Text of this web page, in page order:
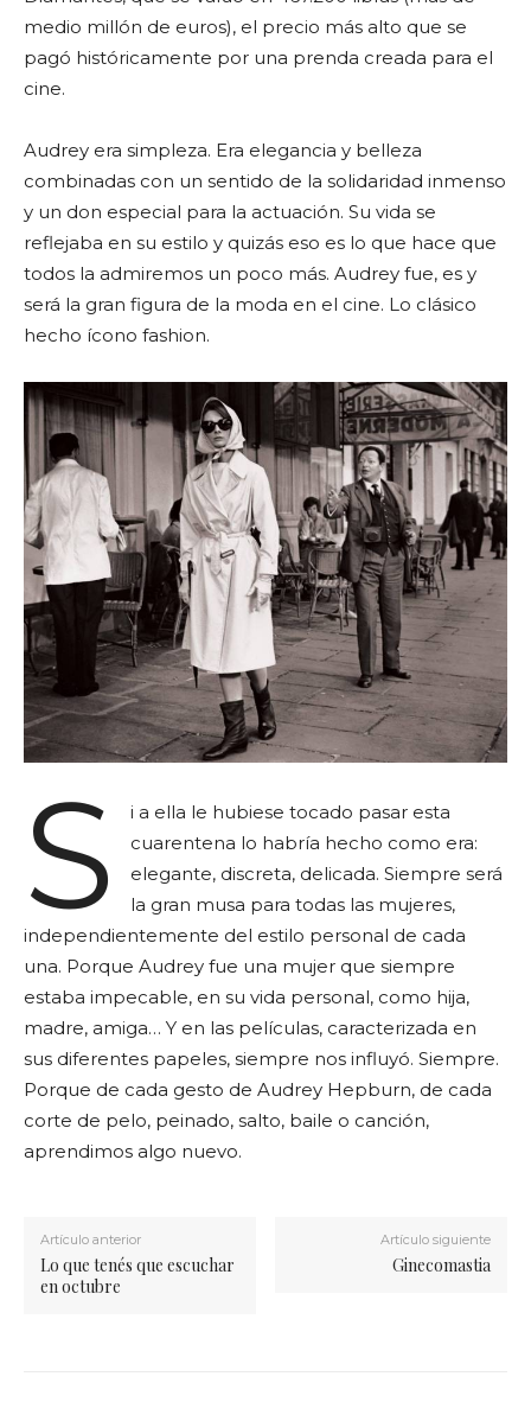
medio millón de euros), el precio más alto que se
pagó históricamente por una prenda creada para el
cine.
Audrey era simpleza. Era elegancia y belleza
combinadas con un sentido de la solidaridad inmenso
y un don especial para la actuación. Su vida se
reflejaba en su estilo y quizás eso es lo que hace que
todos la admiremos un poco más. Audrey fue, es y
será la gran figura de la moda en el cine. Lo clásico
hecho ícono fashion.
S
i a ella le hubiese tocado pasar esta
cuarentena lo habría hecho como era:
elegante, discreta, delicada. Siempre será
la gran musa para todas las mujeres,
independientemente del estilo personal de cada
una. Porque Audrey fue una mujer que siempre
estaba impecable, en su vida personal, como hija,
madre, amiga… Y en las películas, caracterizada en
sus diferentes papeles, siempre nos influyó. Siempre.
Porque de cada gesto de Audrey Hepburn, de cada
corte de pelo, peinado, salto, baile o canción,
aprendimos algo nuevo.
Artículo anterior
Lo que tenés que escuchar
en octubre
Artículo siguiente
Ginecomastia